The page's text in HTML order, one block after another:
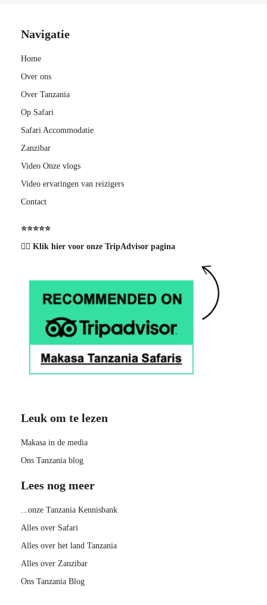
Navigatie
Home
Over ons
Over Tanzania
Op Safari
Safari Accommodatie
Zanzibar
Video Onze vlogs
Video ervaringen van reizigers
Contact
⭐️⭐️⭐️⭐️⭐️
👉🏽 Klik hier voor onze TripAdvisor pagina
Leuk om te lezen
Makasa in de media
Ons Tanzania blog
Lees nog meer
...onze Tanzania Kennisbank
Alles over Safari
Alles over het land Tanzania
Alles over Zanzibar
Ons Tanzania Blog